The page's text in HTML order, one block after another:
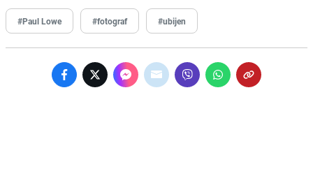
#Paul Lowe #fotograf #ubijen